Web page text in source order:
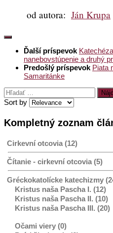
od autora: Ján Krupa
Ďalší príspevok
nanebovstúpenie a druhý
Predošlý príspevok Piata
Samaritánke
Hľadať:
Sort by
Kompletný zoznam
Cirkevní otcovia (12)
Čítanie - cirkevní otcovia (5)
Gréckokatolícke katechizmy
Kristus naša Pascha I. (12)
Kristus naša Pascha II. (10)
Kristus naša Pascha III. (20)
Očami viery (0)